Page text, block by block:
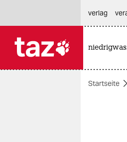
themen
verlag
Startseite